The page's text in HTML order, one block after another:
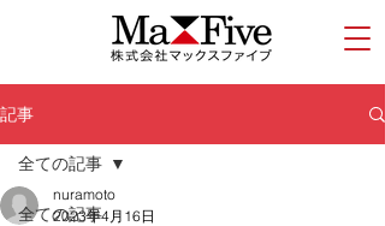
記事
全ての記事
全ての記事
nuramoto
2023年4月16日